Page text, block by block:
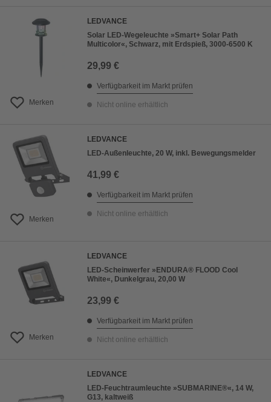
Merken
LEDVANCE
Solar LED-Wegeleuchte »Smart+ Solar Path
Multicolor«, Schwarz, mit Erdspieß, 3000-6500 K
29,99 €
Verfügbarkeit im Markt prüfen
Nicht online erhältlich
Merken
LEDVANCE
LED-Außenleuchte, 20 W, inkl. Bewegungsmelder
41,99 €
Verfügbarkeit im Markt prüfen
Nicht online erhältlich
Merken
LEDVANCE
LED-Scheinwerfer »ENDURA® FLOOD Cool
White«, Dunkelgrau, 20,00 W
23,99 €
Verfügbarkeit im Markt prüfen
Nicht online erhältlich
LEDVANCE
LED-Feuchtraumleuchte »SUBMARINE®«, 14 W,
G13, kaltweiß